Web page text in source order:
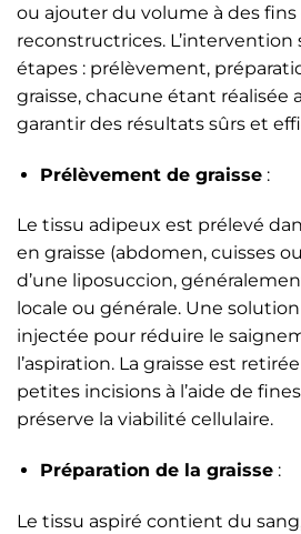
ou ajouter du volume à des
reconstructrices. L’intervention
étapes : prélèvement,
graisse, chacune étant réalisée
garantir des résultats sûrs et
Prélèvement de graisse:
Le tissu adipeux est prélevé
en graisse (abdomen, cuisses
d’une liposuccion,
locale ou générale. Une
injectée pour réduire le
l’aspiration. La graisse est
petites incisions à l’aide de
préserve la viabilité cellulaire.
Préparation de la graisse:
Le tissu aspiré contient du